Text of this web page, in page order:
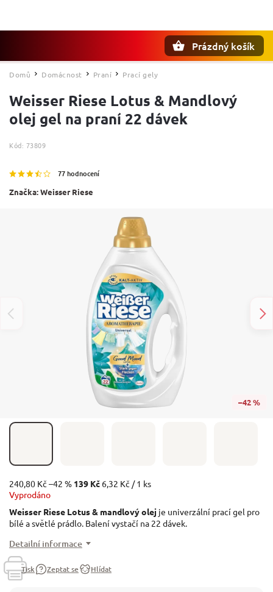
Prázdný košík
Domů / Domácnost / Praní / Prací gely
Weisser Riese Lotus & Mandlový
olej gel na praní 22 dávek
Kód: 73809
77 hodnocení
Značka:Weisser Riese
–42 %
240,80 Kč –42 % 139 Kč 6,32 Kč / 1 ks
Vyprodáno
Weisser Riese Lotus & mandlový olej je univerzální prací gel pro
bílé a světlé prádlo. Balení vystačí na 22 dávek.
Detailní informace
Tisk Zeptat se Hlídat